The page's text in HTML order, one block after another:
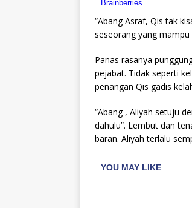
“Abang Asraf, Qis tak
seseorang yang mampu
Panas rasanya
pejabat. Tidak seperti
penangan Qis gadis
“Abang , Aliyah setuju
dahulu”. Lembut dan
baran. Aliyah terlalu